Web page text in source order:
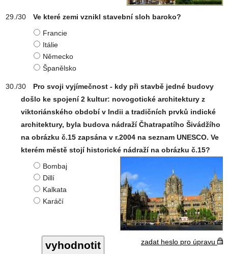
Ve které zemi vznikl stavební sloh baroko?
Francie
Itálie
Německo
Španělsko
Pro svoji vyjímečnost - kdy při stavbě jedné budovy
došlo ke spojení 2 kultur: novogotické architektury z
viktoriánského období v Indii a tradičních prvků indické
architektury, byla budova nádraží Čhatrapatího Šivádžího
na obrázku č.15 zapsána v r.2004 na seznam UNESCO. Ve
kterém městě stojí historické nádraží na obrázku č.15?
Bombaj
Dillí
Kalkata
Karáčí
zadat heslo pro úpravu